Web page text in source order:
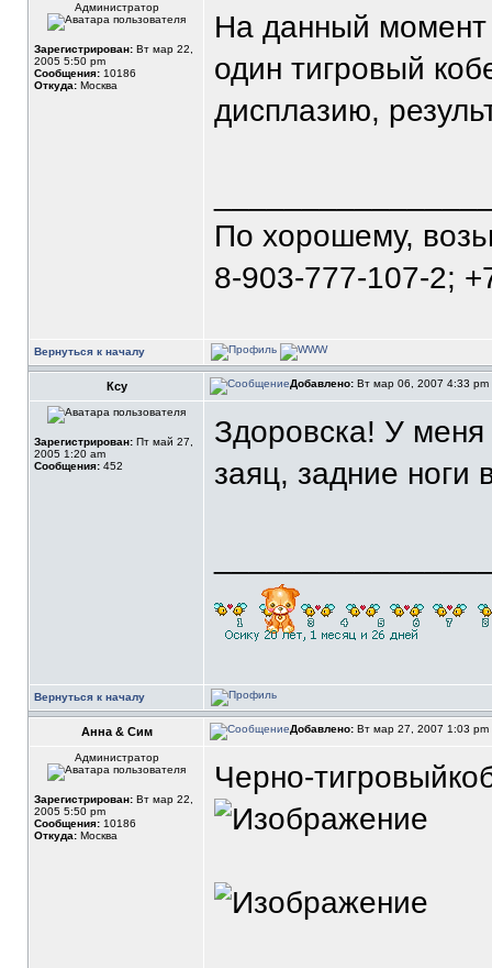
Администратор
Зарегистрирован: Вт мар 22,
2005 5:50 pm
Сообщения: 10186
Откуда: Москва
На данный
один тигровый
дисплазию,
По хорошему,
8-903-777-107-2;
Вернуться к началу
Ксу Добавлено: Вт мар 06, 2007 4:33 pm
Зарегистрирован: Пт май 27,
2005 1:20 am
Сообщения: 452
Здоровска! У меня
заяц, задние
Вернуться к началу
Анна & Сим Добавлено: Вт мар 27, 2007 1:03 pm
Администратор
Зарегистрирован: Вт мар 22,
2005 5:50 pm
Сообщения: 10186
Откуда: Москва
Черно-